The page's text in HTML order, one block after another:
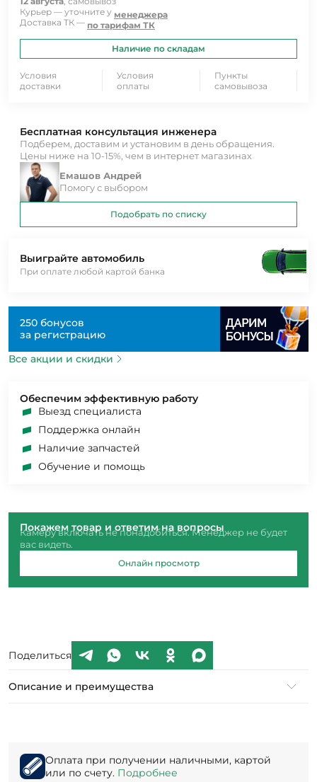
Курьер — уточните у менеджера
Доставка ТК — по тарифам ТК
Наличие по складам
Условия
доставки
Условия
оплаты
Пункты
самовывоза
Выиграйте автомобиль
При оплате любой картой банка
250 бонусов
за регистрацию
Все акции и скидки
Обеспечим эффективную работу
Выезд специалиста
Поддержка онлайн
Наличие запчастей
Обучение и помощь
Покажем товар и ответим на вопросы
Камеру включать не понадобиться. Менеджер не будет
вас видеть.
Онлайн просмотр
Бесплатная консультация инженера
Подберем, доставим и установим в день обращения.
Цены ниже на 10-15%, чем в интернет магазинах
Емашов Андрей
Помогу с выбором
Подобрать по списку
Поделиться
Описание и преимущества
Оплата при получении наличными, картой
или по счету. Подробнее